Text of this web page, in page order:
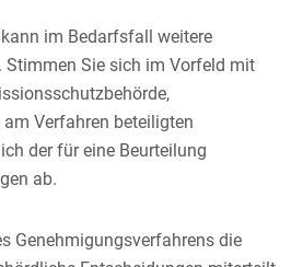
im Bedarfsfall weitere
Stimmen Sie sich im Vorfeld mit
Verfahren beteiligten
der für eine Beurteilung
ab.
Genehmigungsverfahrens die